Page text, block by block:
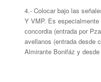
4.- Colocar bajo las
Y VMP. Es
concordia (entrada por
avellanos (entrada desde
Almirante Bonifáz y